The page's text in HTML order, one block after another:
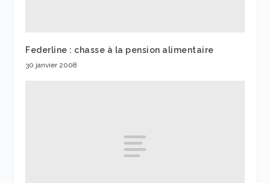
Federline : chasse à la pension alimentaire
30 janvier 2008